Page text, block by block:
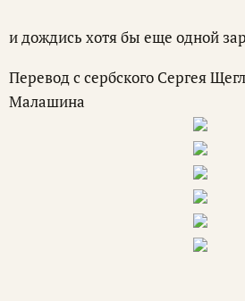
и дождись хотя бы еще одной
Перевод с сербского Сергея
Малашина